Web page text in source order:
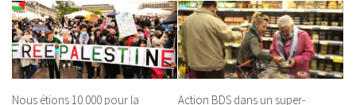
Nous étions 10.000 pour la
Action BDS dans un super-